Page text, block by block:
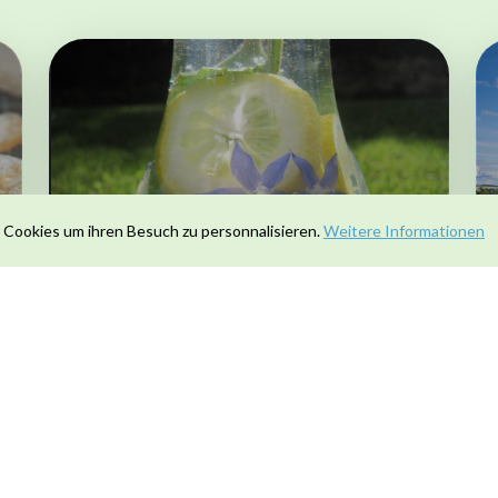
Rezept Kräuter-
Limonade
um ihren Besuch zu personnalisieren.Weitere Informationen